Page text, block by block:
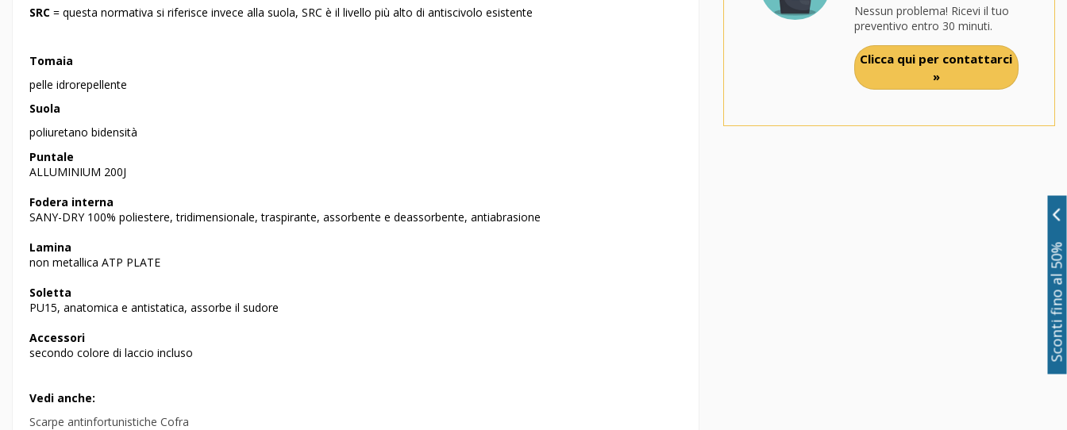
SRC = questa normativa si riferisce invece alla suola, SRC è il livello più alto di antiscivolo esistente
Tomaia
pelle idrorepellente
Suola
poliuretano bidensità
Puntale
ALLUMINIUM 200J
Fodera interna
SANY-DRY 100% poliestere, tridimensionale, traspirante, assorbente e deassorbente, antiabrasione
Lamina
non metallica ATP PLATE
Soletta
PU15, anatomica e antistatica, assorbe il sudore
Accessori
secondo colore di laccio incluso
Vedi anche:
Scarpe antinfortunistiche Cofra
Nessun problema! Ricevi il tuo
preventivo entro 30 minuti.
Clicca qui per contattarci
»
Sconti fino al 50%